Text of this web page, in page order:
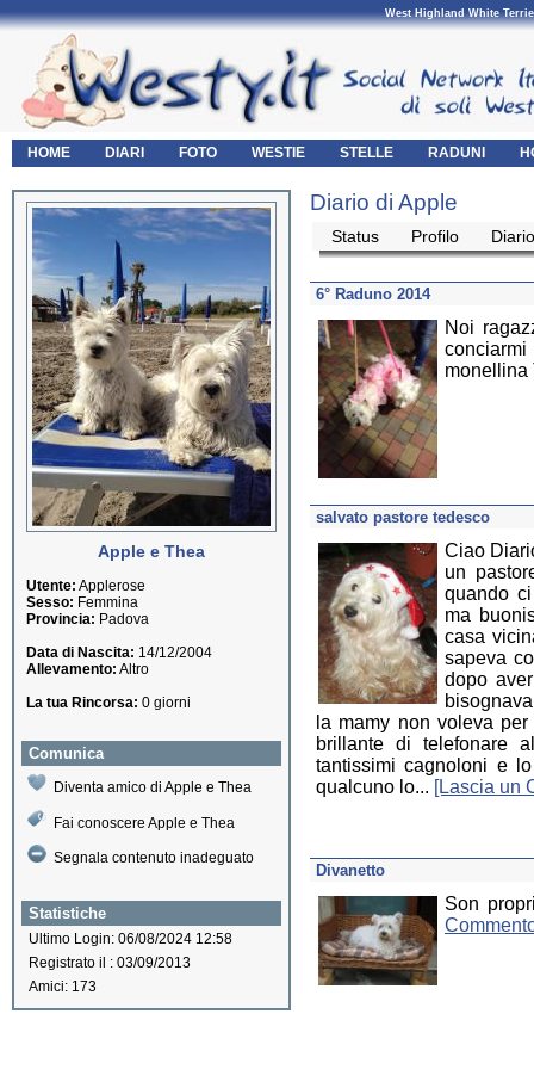
West Highland White
HOME DIARI FOTO WESTIE STELLE RADUNI
Apple e Thea
Utente: Applerose
Sesso: Femmina
Provincia: Padova
Data di Nascita: 14/12/2004
Allevamento: Altro
La tua Rincorsa: 0 giorni
Comunica
Diventa amico di Apple e Thea
Fai conoscere Apple e Thea
Segnala contenuto inadeguato
Statistiche
Ultimo Login: 06/08/2024 12:58
Registrato il : 03/09/2013
Amici: 173
Diario di Apple
Status Profilo Diario
6° Raduno 2014
Noi
monellina
salvato pastore tedesco
Ciao
un
quando
ma
casa
sapeva
dopo
la mamy non voleva
brillante di telefonare
tantissimi cagnoloni e
qualcuno lo... [Lascia un
Divanetto
Son